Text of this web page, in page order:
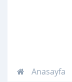
Anasayfa